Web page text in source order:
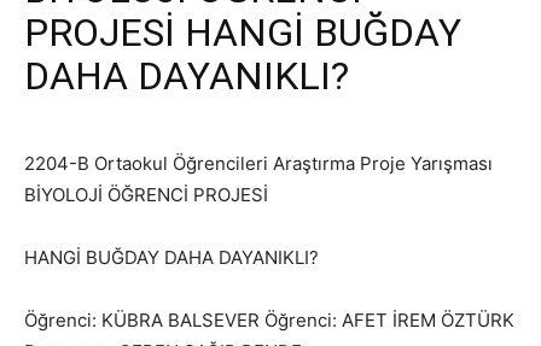
PROJESİ HANGİ BUĞDAY
DAHA DAYANIKLI?
2204-B Ortaokul Öğrencileri Araştırma Proje Yarışması
BİYOLOJİ ÖĞRENCİ PROJESİ
HANGİ BUĞDAY DAHA DAYANIKLI?
Öğrenci: KÜBRA BALSEVER Öğrenci: AFET İREM ÖZTÜRK